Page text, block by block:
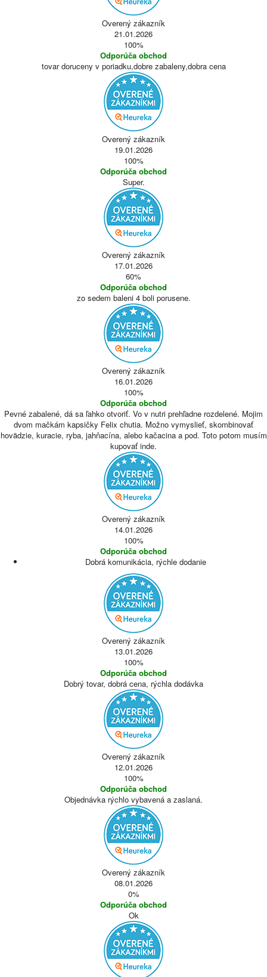
Overený zákazník
21.01.2026
100%
Odporúča obchod
tovar doruceny v poriadku,dobre zabaleny,dobra cena
Overený zákazník
19.01.2026
100%
Odporúča obchod
Super.
Overený zákazník
17.01.2026
60%
Odporúča obchod
zo sedem baleni 4 boli porusene.
Overený zákazník
16.01.2026
100%
Odporúča obchod
Pevné zabalené, dá sa ľahko otvoriť. Vo v nutri prehľadne rozdelené. Mojim
dvom mačkám kapsičky Felix chutia. Možno vymyslieť, skombinovať
hovädzie, kuracie, ryba, jahňacína, alebo kačacina a pod. Toto potom musím
kupovať inde.
Overený zákazník
14.01.2026
100%
Odporúča obchod
Dobrá komunikácia, rýchle dodanie
Overený zákazník
13.01.2026
100%
Odporúča obchod
Dobrý tovar, dobrá cena, rýchla dodávka
Overený zákazník
12.01.2026
100%
Odporúča obchod
Objednávka rýchlo vybavená a zaslaná.
Overený zákazník
08.01.2026
0%
Odporúča obchod
Ok